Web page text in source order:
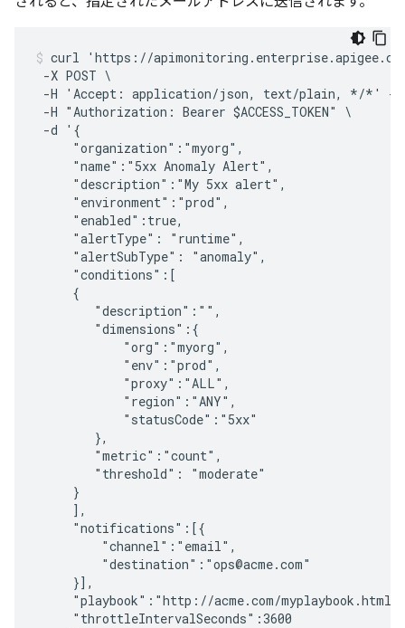
curl 'https://
-X POST \
-H 'Accept: application/json, text/plain, */*' -H
-H "Authorization: Bearer $ACCESS_TOKEN" \
-d '{
     "organization":"myorg",
     "name":"5xx Anomaly Alert",
     "description":"My 5xx alert",
     "environment":"prod",
     "enabled":true,
     "alertType": "runtime",
     "alertSubType": "anomaly",
     "conditions":[
     {
        "description":"",
        "dimensions":{
            "org":"myorg",
            "env":"prod",
            "proxy":"ALL",
            "region":"ANY",
            "statusCode":"5xx"
        },
        "metric":"count",
        "threshold": "moderate"
     }
     ],
     "notifications":[{
         "channel":"email",
         "destination":"ops@acme.com"
     }],
"playbook":"http://acme.com/
     "throttleIntervalSeconds":3600